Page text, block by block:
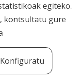
egiteko.
kontsultatu gure
Konfiguratu